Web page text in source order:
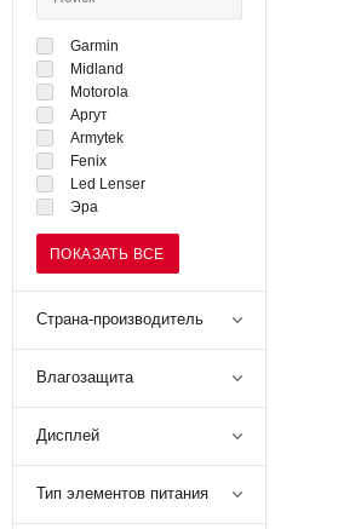
Garmin
Midland
Motorola
Аргут
Armytek
Fenix
Led Lenser
Эра
ПОКАЗАТЬ ВСЕ
Страна-производитель
Влагозащита
Дисплей
Тип элементов питания